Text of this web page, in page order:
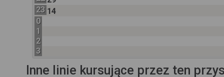
23 14
0
1
2
3
Inne linie kursujące przez ten